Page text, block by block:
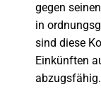
gegen
in
sind diese
Einkünften
abzugsfähig.